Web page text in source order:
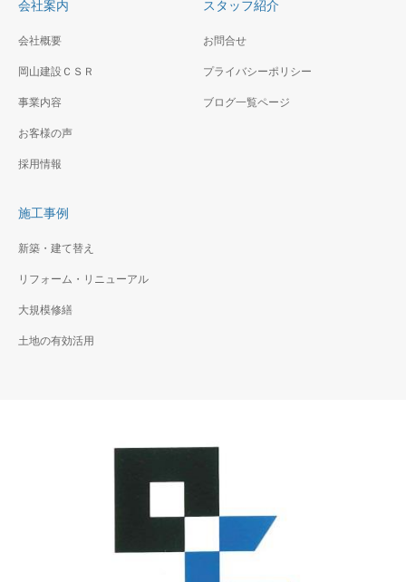
会社案内
会社概要
岡山建設ＣＳＲ
事業内容
お客様の声
採用情報
スタッフ紹介
お問合せ
プライバシーポリシー
ブログ一覧ページ
施工事例
新築・建て替え
リフォーム・リニューアル
大規模修繕
土地の有効活用